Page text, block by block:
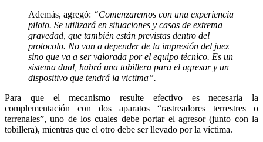
Además, agregó: “Comenzaremos con una experiencia
piloto. Se utilizará en situaciones y casos de extrema
gravedad, que también están previstas dentro del
protocolo. No van a depender de la impresión del juez
sino que va a ser valorada por el equipo técnico. Es un
sistema dual, habrá una tobillera para el agresor y un
dispositivo que tendrá la victima”.
Para que el mecanismo resulte efectivo es necesaria la
complementación con dos aparatos “rastreadores terrestres o
terrenales”, uno de los cuales debe portar el agresor (junto con la
tobillera), mientras que el otro debe ser llevado por la víctima.